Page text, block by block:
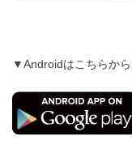
▼Androidはこちらから